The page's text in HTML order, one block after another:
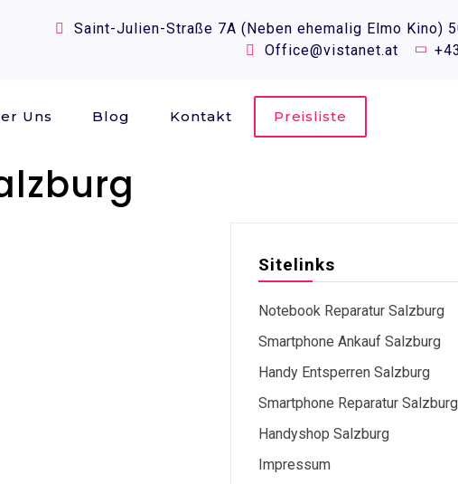
Saint-Julien-Straße 7A (Neben ehemalig Elmo Kino)
Office@vistanet.at
Uns Blog Kontakt Preisliste
Sitelinks
Notebook Reparatur Salzburg
Smartphone Ankauf Salzburg
Handy Entsperren Salzburg
Smartphone Reparatur Salzburg
Handyshop Salzburg
Impressum